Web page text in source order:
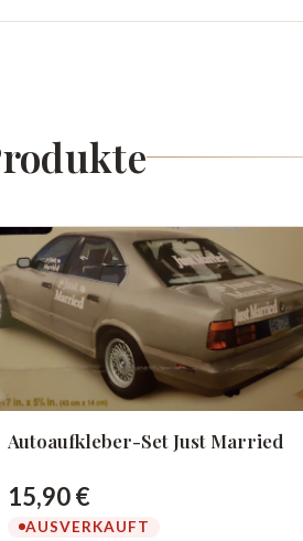
Autoaufkleber-Set Just Married
15,90 €
AUSVERKAUFT